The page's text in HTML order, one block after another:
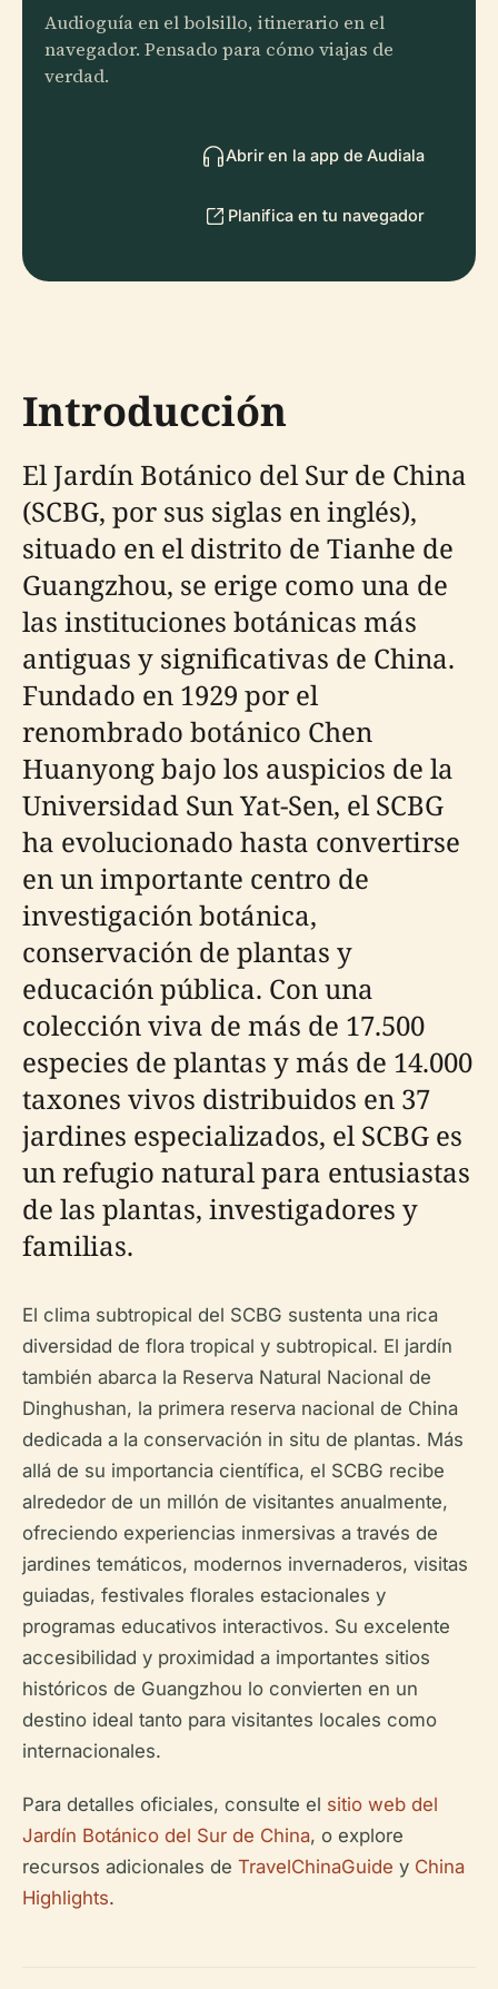
Audioguía en el bolsillo, itinerario en el
navegador. Pensado para cómo viajas de
verdad.
Abrir en la app de Audiala
Planifica en tu navegador
Introducción
El Jardín Botánico del Sur de China
(SCBG, por sus siglas en inglés),
situado en el distrito de Tianhe de
Guangzhou, se erige como una de
las instituciones botánicas más
antiguas y significativas de China.
Fundado en 1929 por el
renombrado botánico Chen
Huanyong bajo los auspicios de la
Universidad Sun Yat-Sen, el SCBG
ha evolucionado hasta convertirse
en un importante centro de
investigación botánica,
conservación de plantas y
educación pública. Con una
colección viva de más de 17.500
especies de plantas y más de 14.000
taxones vivos distribuidos en 37
jardines especializados, el SCBG es
un refugio natural para entusiastas
de las plantas, investigadores y
familias.
El clima subtropical del SCBG sustenta una rica
diversidad de flora tropical y subtropical. El jardín
también abarca la Reserva Natural Nacional de
Dinghushan, la primera reserva nacional de China
dedicada a la conservación in situ de plantas. Más
allá de su importancia científica, el SCBG recibe
alrededor de un millón de visitantes anualmente,
ofreciendo experiencias inmersivas a través de
jardines temáticos, modernos invernaderos, visitas
guiadas, festivales florales estacionales y
programas educativos interactivos. Su excelente
accesibilidad y proximidad a importantes sitios
históricos de Guangzhou lo convierten en un
destino ideal tanto para visitantes locales como
internacionales.
Para detalles oficiales, consulte el sitio web del
Jardín Botánico del Sur de China, o explore
recursos adicionales de TravelChinaGuide y China
Highlights.